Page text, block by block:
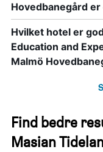
Hovedbanegård
Hvilket hotel er
Education and
Malmö
Find bedre
Masian